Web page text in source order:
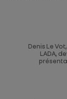
Denis Le
LADA,